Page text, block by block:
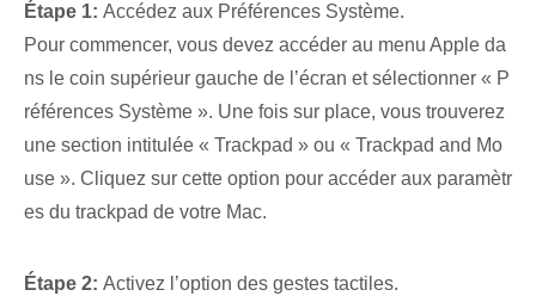
Étape 1: Accédez aux Préférences Système.
Pour commencer, vous devez accéder au menu Apple da
ns le coin supérieur gauche de l’écran et sélectionner « P
références Système ». Une fois sur place, vous trouverez
une section intitulée « Trackpad » ou « Trackpad and Mo
use ». Cliquez sur cette option pour accéder aux paramètr
es du trackpad de votre Mac.
Étape 2: Activez l’option des gestes tactiles.